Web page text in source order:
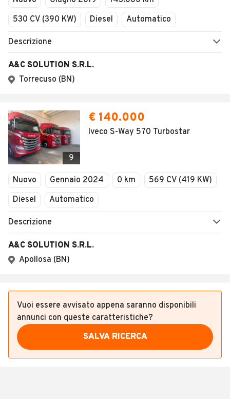
Vuoi essere avvisato appena saranno disponibili
SALVA RICERCA
Altri annunci rilevanti nei dintorni